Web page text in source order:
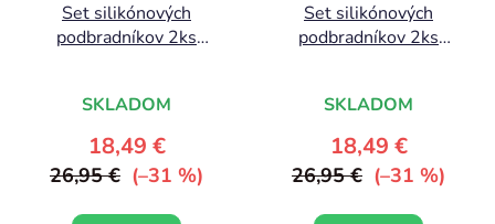
Set silikónových
podbradníkov 2ks
SKLADOM
18,49 €
26,95 € (–31 %)
Set silikónových
podbradníkov 2ks
SKLADOM
18,49 €
26,95 € (–31 %)